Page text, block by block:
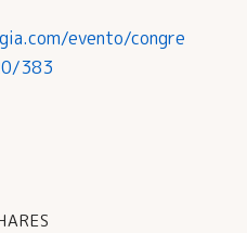
evento/congre
383